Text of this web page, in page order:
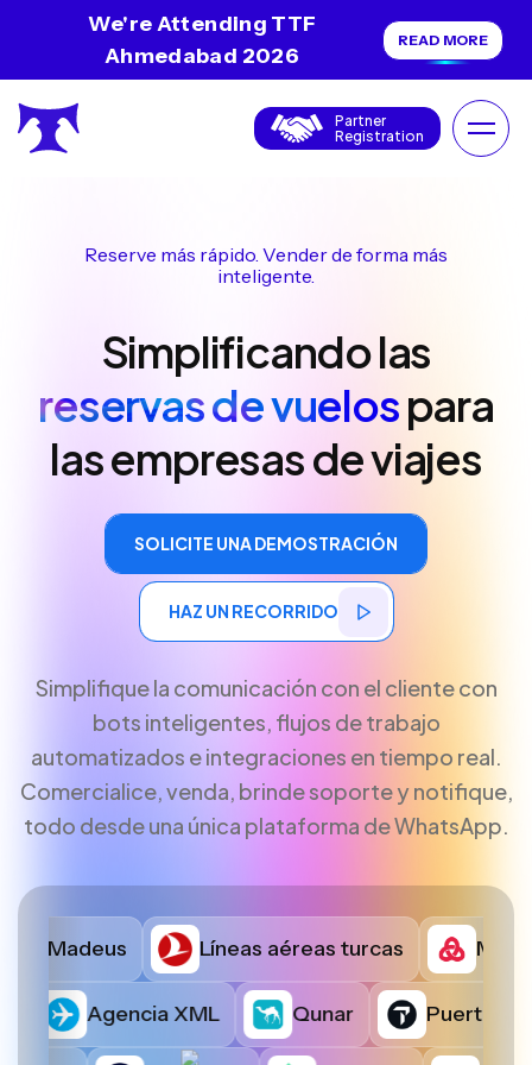
We're Attending TTF
Ahmedabad 2026
READ MORE
Partner
Registration
Reserve más rápido. Vender de forma más
inteligente.
Simplificando las
reservas de vuelospara
las empresas de viajes
SOLICITE UNA DEMOSTRACIÓN
SOLICITE UNA DEMOSTRACIÓN
HAZ UN RECORRIDO
Simplifique la comunicación con el cliente con
bots inteligentes, flujos de trabajo
automatizados e integraciones en tiempo real.
Comercialice, venda, brinde soporte y notifique,
todo desde una única plataforma de WhatsApp.
A Madeus Líneas aéreas turcas
Emiratos Agencia XML Qunar